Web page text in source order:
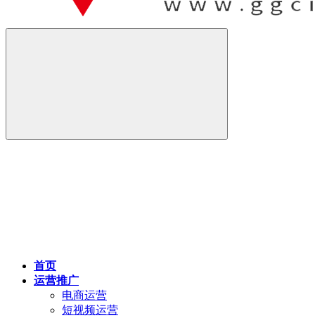
首页
运营推广
电商运营
短视频运营